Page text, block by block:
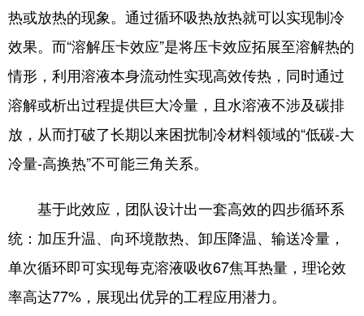
热或放热的现象。通过循环吸热放热就可以实现制冷
效果。而“溶解压卡效应”是将压卡效应拓展至溶解热的
情形，利用溶液本身流动性实现高效传热，同时通过
溶解或析出过程提供巨大冷量，且水溶液不涉及碳排
放，从而打破了长期以来困扰制冷材料领域的“低碳-大
冷量-高换热”不可能三角关系。
基于此效应，团队设计出一套高效的四步循环系
统：加压升温、向环境散热、卸压降温、输送冷量，
单次循环即可实现每克溶液吸收67焦耳热量，理论效
率高达77%，展现出优异的工程应用潜力。